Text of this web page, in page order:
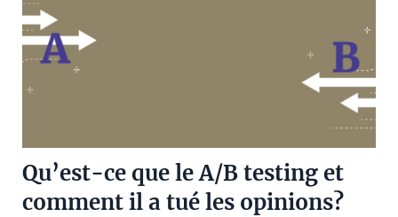
Qu’est-ce que le A/B testing et
comment il a tué les opinions?